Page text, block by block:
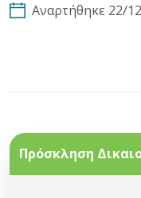
Αναρτήθηκε 22/
Πρόσκληση